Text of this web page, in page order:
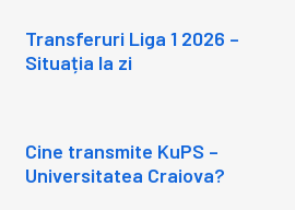
Transferuri Liga 1 2026 –
Situația la zi
Cine transmite KuPS –
Universitatea Craiova?